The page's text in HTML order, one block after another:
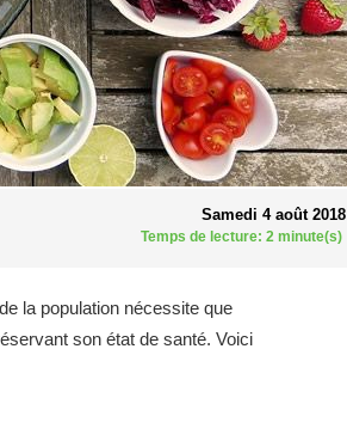
Samedi 4 août 2018
Temps de lecture: 2 minute(s)
la population nécessite que
son état de santé. Voici